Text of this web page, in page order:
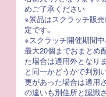
めご了承ください
※景品はスクラッチ販
定です。
※スクラッチ開催期間中
最大20個までおまとめ
た場合は適用外となり
と同一かどうかで判別
更があった場合は適用
の違いも別住所と認識